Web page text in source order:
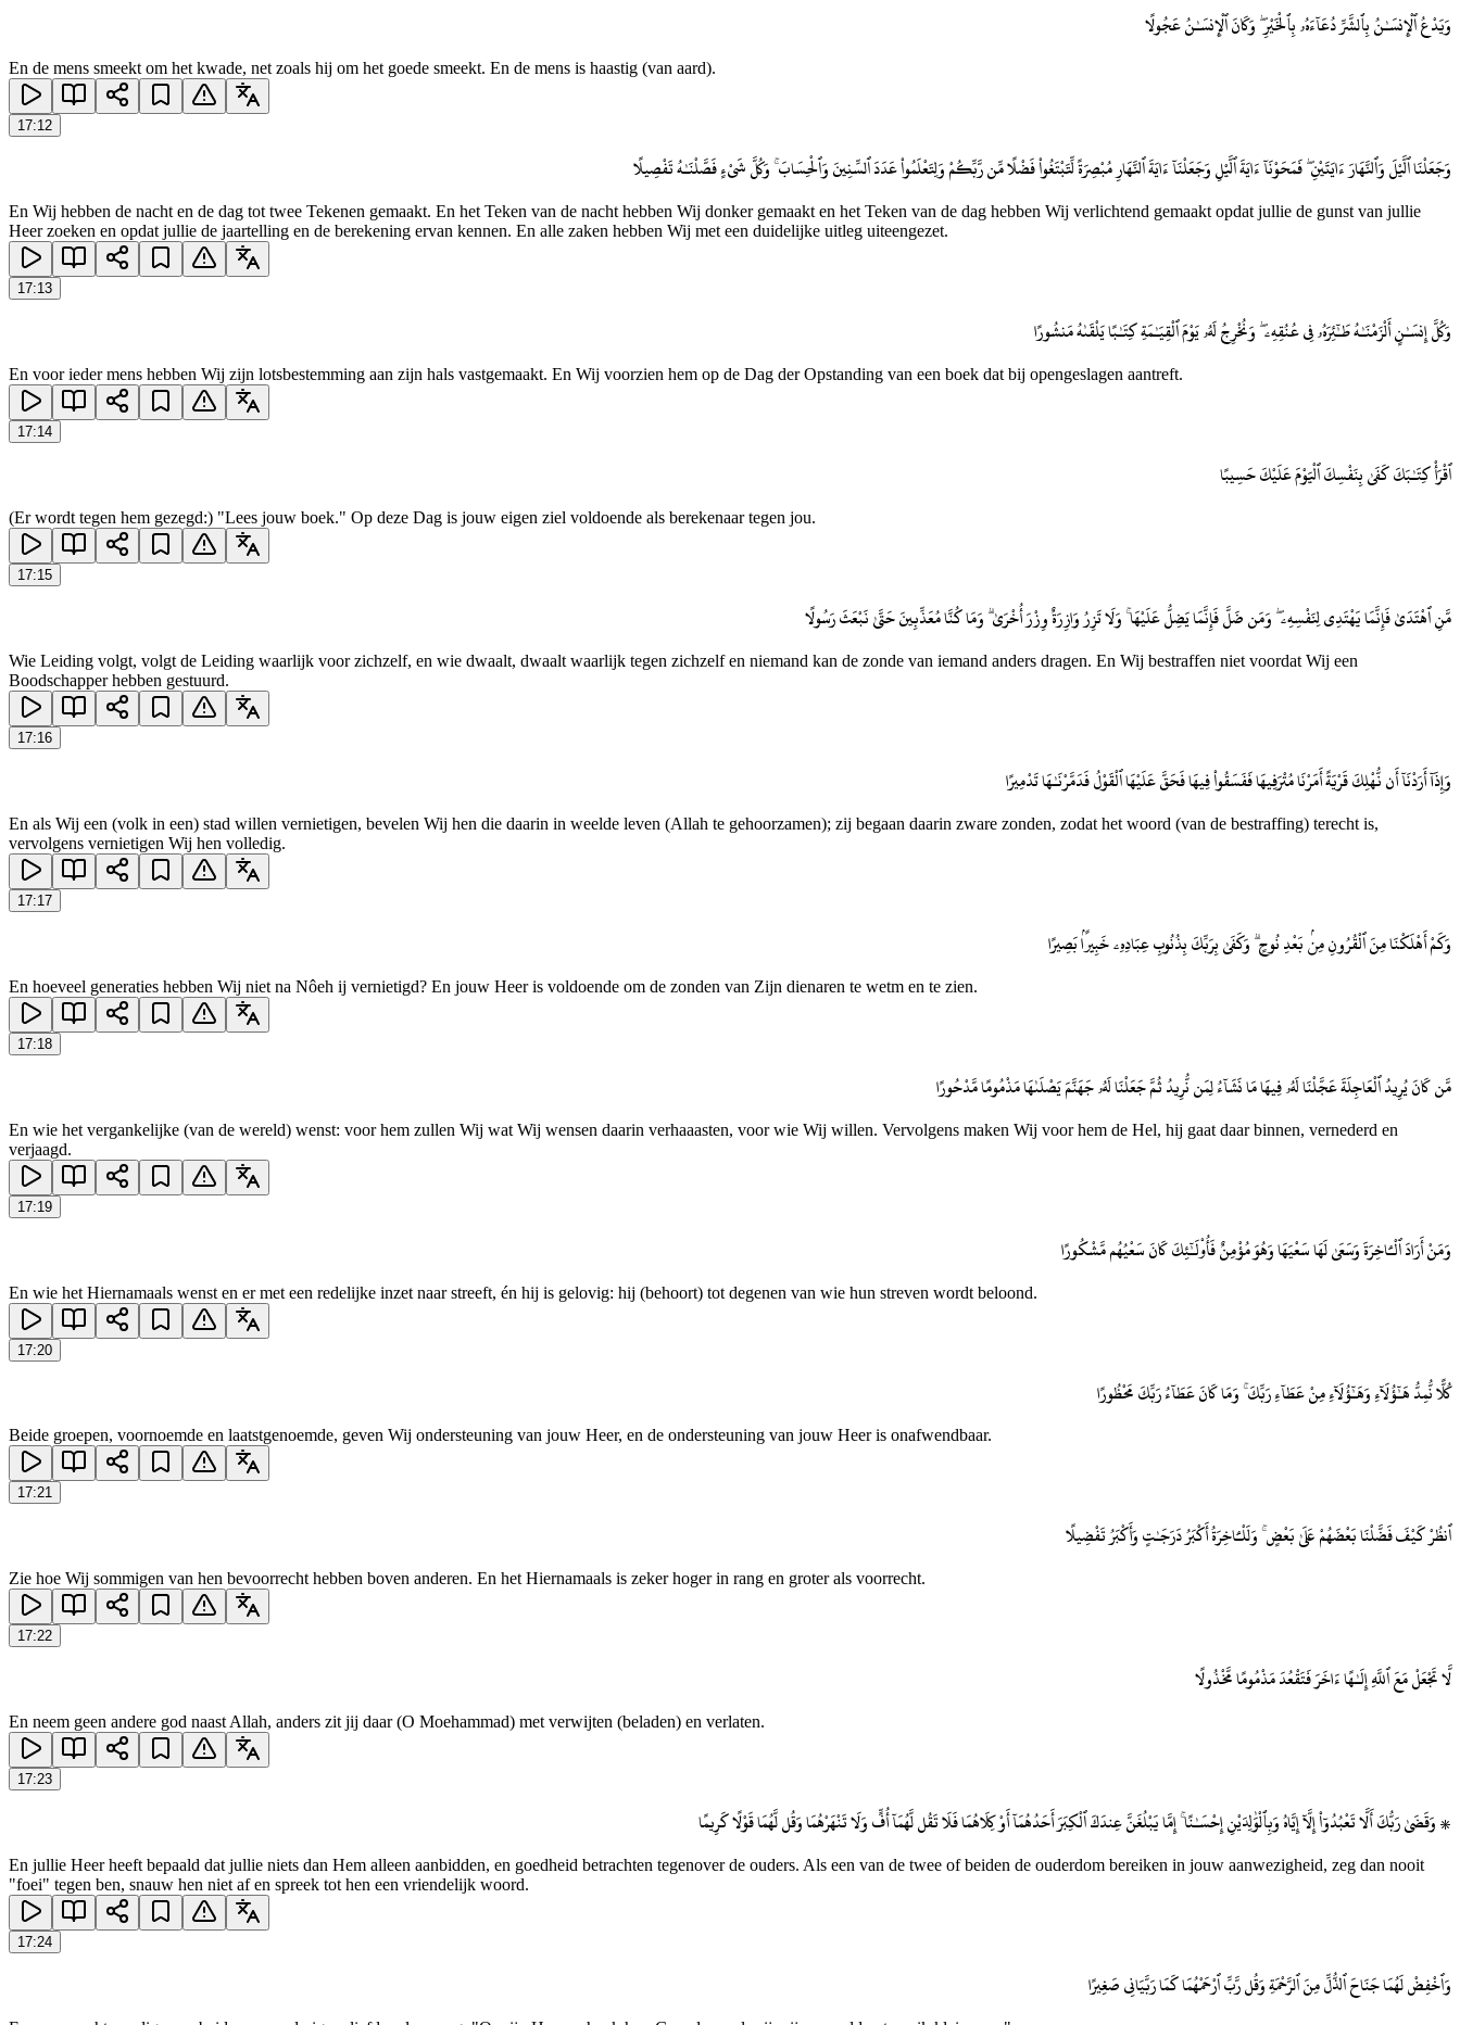
وَيَدْعُ ٱلْإِنسَـٰنُ بِٱلشَّرِّ دُعَآءَهُۥ بِٱلْخَيْرِ ۖ وَكَانَ ٱلْإِنسَـٰنُ عَجُولًا
En de mens smeekt om het kwade, net zoals hij om het goede smeekt. En de mens is haastig (van aard).
17:12
وَجَعَلْنَا ٱلَّيْلَ وَٱلنَّهَارَ ءَايَتَيْنِ ۖ فَمَحَوْنَآ ءَايَةَ ٱلَّيْلِ وَجَعَلْنَآ ءَايَةَ ٱلنَّهَارِ مُبْصِرَةً لِّتَبْتَغُوا۟ فَضْلًا مِّن رَّبِّكُمْ وَلِتَعْلَمُوا۟ عَدَدَ ٱلسِّنِينَ وَٱلْحِسَابَ ۚ وَكُلَّ شَىْءٍ فَصَّلْنَـٰهُ تَفْصِيلًا
En Wij hebben de nacht en de dag tot twee Tekenen gemaakt. En het Teken van de nacht hebben Wij donker gemaakt en het Teken van de dag hebben Wij verlichtend gemaakt opdat jullie de gunst van jullie
Heer zoeken en opdat jullie de jaartelling en de berekening ervan kennen. En alle zaken hebben Wij met een duidelijke uitleg uiteengezet.
17:13
وَكُلَّ إِنسَـٰنٍ أَلْزَمْنَـٰهُ طَـٰٓئِرَهُۥ فِى عُنُقِهِۦ ۖ وَنُخْرِجُ لَهُۥ يَوْمَ ٱلْقِيَـٰمَةِ كِتَـٰبًا يَلْقَىٰهُ مَنشُورًا
En voor ieder mens hebben Wij zijn lotsbestemming aan zijn hals vastgemaakt. En Wij voorzien hem op de Dag der Opstanding van een boek dat bij opengeslagen aantreft.
17:14
ٱقْرَأْ كِتَـٰبَكَ كَفَىٰ بِنَفْسِكَ ٱلْيَوْمَ عَلَيْكَ حَسِيبًا
(Er wordt tegen hem gezegd:) "Lees jouw boek." Op deze Dag is jouw eigen ziel voldoende als berekenaar tegen jou.
17:15
مَّنِ ٱهْتَدَىٰ فَإِنَّمَا يَهْتَدِى لِنَفْسِهِۦ ۖ وَمَن ضَلَّ فَإِنَّمَا يَضِلُّ عَلَيْهَا ۚ وَلَا تَزِرُ وَازِرَةٌ وِزْرَ أُخْرَىٰ ۗ وَمَا كُنَّا مُعَذِّبِينَ حَتَّىٰ نَبْعَثَ رَسُولًا
Wie Leiding volgt, volgt de Leiding waarlijk voor zichzelf, en wie dwaalt, dwaalt waarlijk tegen zichzelf en niemand kan de zonde van iemand anders dragen. En Wij bestraffen niet voordat Wij een
Boodschapper hebben gestuurd.
17:16
وَإِذَآ أَرَدْنَآ أَن نُّهْلِكَ قَرْيَةً أَمَرْنَا مُتْرَفِيهَا فَفَسَقُوا۟ فِيهَا فَحَقَّ عَلَيْهَا ٱلْقَوْلُ فَدَمَّرْنَـٰهَا تَدْمِيرًا
En als Wij een (volk in een) stad willen vernietigen, bevelen Wij hen die daarin in weelde leven (Allah te gehoorzamen); zij begaan daarin zware zonden, zodat het woord (van de bestraffing) terecht is,
vervolgens vernietigen Wij hen volledig.
17:17
وَكَمْ أَهْلَكْنَا مِنَ ٱلْقُرُونِ مِنۢ بَعْدِ نُوحٍ ۗ وَكَفَىٰ بِرَبِّكَ بِذُنُوبِ عِبَادِهِۦ خَبِيرًۢا بَصِيرًا
En hoeveel generaties hebben Wij niet na Nôeh ij vernietigd? En jouw Heer is voldoende om de zonden van Zijn dienaren te wetm en te zien.
17:18
مَّن كَانَ يُرِيدُ ٱلْعَاجِلَةَ عَجَّلْنَا لَهُۥ فِيهَا مَا نَشَآءُ لِمَن نُّرِيدُ ثُمَّ جَعَلْنَا لَهُۥ جَهَنَّمَ يَصْلَىٰهَا مَذْمُومًا مَّدْحُورًا
En wie het vergankelijke (van de wereld) wenst: voor hem zullen Wij wat Wij wensen daarin verhaaasten, voor wie Wij willen. Vervolgens maken Wij voor hem de Hel, hij gaat daar binnen, vernederd en
verjaagd.
17:19
وَمَنْ أَرَادَ ٱلْـَٔاخِرَةَ وَسَعَىٰ لَهَا سَعْيَهَا وَهُوَ مُؤْمِنٌ فَأُو۟لَـٰٓئِكَ كَانَ سَعْيُهُم مَّشْكُورًا
En wie het Hiernamaals wenst en er met een redelijke inzet naar streeft, én hij is gelovig: hij (behoort) tot degenen van wie hun streven wordt beloond.
17:20
كُلًّا نُّمِدُّ هَـٰٓؤُلَآءِ وَهَـٰٓؤُلَآءِ مِنْ عَطَآءِ رَبِّكَ ۚ وَمَا كَانَ عَطَآءُ رَبِّكَ مَحْظُورًا
Beide groepen, voornoemde en laatstgenoemde, geven Wij ondersteuning van jouw Heer, en de ondersteuning van jouw Heer is onafwendbaar.
17:21
ٱنظُرْ كَيْفَ فَضَّلْنَا بَعْضَهُمْ عَلَىٰ بَعْضٍ ۚ وَلَلْـَٔاخِرَةُ أَكْبَرُ دَرَجَـٰتٍ وَأَكْبَرُ تَفْضِيلًا
Zie hoe Wij sommigen van hen bevoorrecht hebben boven anderen. En het Hiernamaals is zeker hoger in rang en groter als voorrecht.
17:22
لَّا تَجْعَلْ مَعَ ٱللَّهِ إِلَـٰهًا ءَاخَرَ فَتَقْعُدَ مَذْمُومًا مَّخْذُولًا
En neem geen andere god naast Allah, anders zit jij daar (O Moehammad) met verwijten (beladen) en verlaten.
17:23
۞ وَقَضَىٰ رَبُّكَ أَلَّا تَعْبُدُوٓا۟ إِلَّآ إِيَّاهُ وَبِٱلْوَٰلِدَيْنِ إِحْسَـٰنًا ۚ إِمَّا يَبْلُغَنَّ عِندَكَ ٱلْكِبَرَ أَحَدُهُمَآ أَوْ كِلَاهُمَا فَلَا تَقُل لَّهُمَآ أُفٍّ وَلَا تَنْهَرْهُمَا وَقُل لَّهُمَا قَوْلًا كَرِيمًا
En jullie Heer heeft bepaald dat jullie niets dan Hem alleen aanbidden, en goedheid betrachten tegenover de ouders. Als een van de twee of beiden de ouderdom bereiken in jouw aanwezigheid, zeg dan nooit
"foei" tegen ben, snauw hen niet af en spreek tot hen een vriendelijk woord.
17:24
وَٱخْفِضْ لَهُمَا جَنَاحَ ٱلذُّلِّ مِنَ ٱلرَّحْمَةِ وَقُل رَّبِّ ٱرْحَمْهُمَا كَمَا رَبَّيَانِى صَغِيرًا